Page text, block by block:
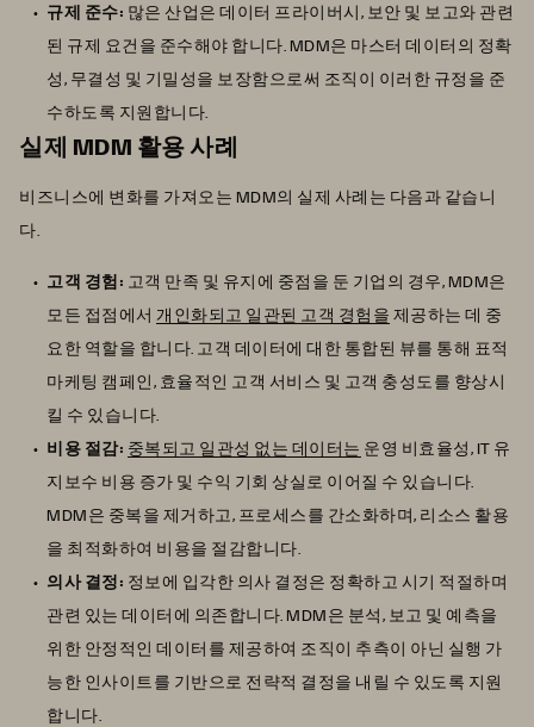
규제 준수: 많은 산업은 데이터 프라이버시, 보안 및 보고와 관련
된 규제 요건을 준수해야 합니다. MDM은 마스터 데이터의 정확
성, 무결성 및 기밀성을 보장함으로써 조직이 이러한 규정을 준
수하도록 지원합니다.
실제 MDM 활용 사례
비즈니스에 변화를 가져오는 MDM의 실제 사례는 다음과 같습니
다.
고객 경험: 고객 만족 및 유지에 중점을 둔 기업의 경우, MDM은
모든 접점에서 개인화되고 일관된 고객 경험을 제공하는 데 중
요한 역할을 합니다. 고객 데이터에 대한 통합된 뷰를 통해 표적
마케팅 캠페인, 효율적인 고객 서비스 및 고객 충성도를 향상시
킬 수 있습니다.
비용 절감: 중복되고 일관성 없는 데이터는 운영 비효율성, IT 유
지보수 비용 증가 및 수익 기회 상실로 이어질 수 있습니다.
MDM은 중복을 제거하고, 프로세스를 간소화하며, 리소스 활용
을 최적화하여 비용을 절감합니다.
의사 결정: 정보에 입각한 의사 결정은 정확하고 시기 적절하며
관련 있는 데이터에 의존합니다. MDM은 분석, 보고 및 예측을
위한 안정적인 데이터를 제공하여 조직이 추측이 아닌 실행 가
능한 인사이트를 기반으로 전략적 결정을 내릴 수 있도록 지원
합니다.